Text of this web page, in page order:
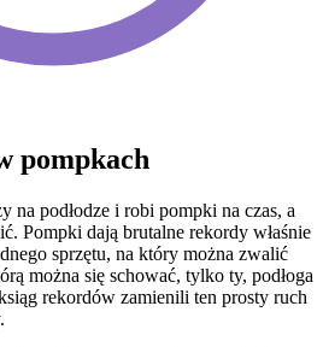
pompkach
na podłodze i robi pompki na czas, a
Pompki dają brutalne rekordy właśnie
sprzętu, na który można zwalić
można się schować, tylko ty, podłoga
rekordów zamienili ten prosty ruch